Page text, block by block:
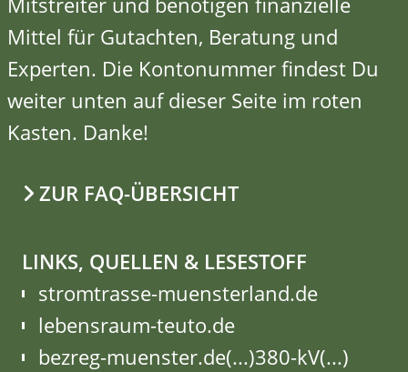
Mittel für Gutachten, Beratung und
Experten. Die Kontonummer findest Du
weiter unten auf dieser Seite im roten
Kasten. Danke!
ZUR FAQ-ÜBERSICHT
LINKS, QUELLEN & LESESTOFF
stromtrasse-muensterland.de
lebensraum-teuto.de
bezreg-muenster.de(...)380-kV(...)